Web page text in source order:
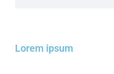
Lorem ipsum